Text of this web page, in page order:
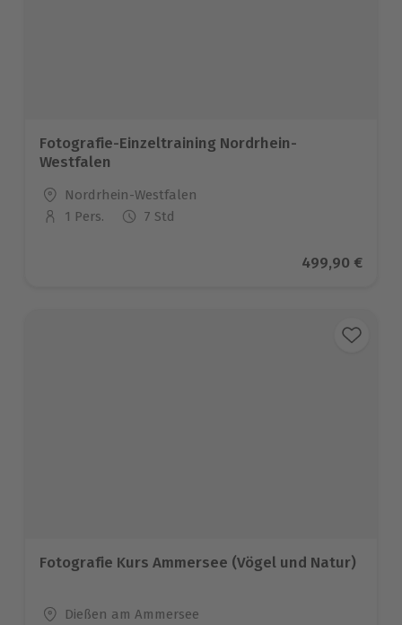
Fotografie-Einzeltraining Nordrhein-
Westfalen
Standort
Nordrhein-Westfalen
Anzahl der Teilnehmer
1 Pers. 7 Std
Aktueller
499,90 €
Fotografie Kurs Ammersee (Vögel und Natur)
Standort
Dießen am Ammersee